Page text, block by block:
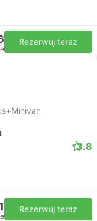
Rezerwuj teraz
3.8
Rezerwuj teraz